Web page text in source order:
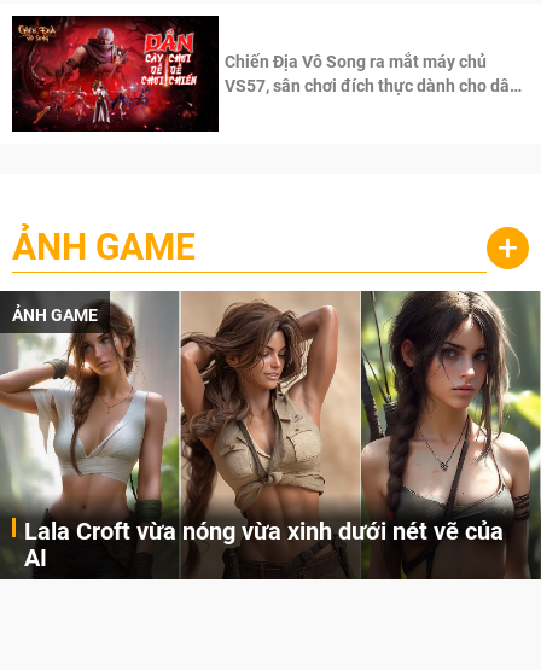
Chiến Địa Vô Song ra mắt máy chủ
VS57, sân chơi đích thực dành cho dân
ẢNH GAME +
ẢNH GAME
Lala Croft vừa nóng vừa xinh dưới nét vẽ của
AI